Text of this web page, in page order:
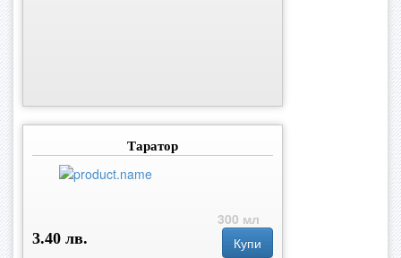
Таратор
300 мл
3.40 лв.
Купи